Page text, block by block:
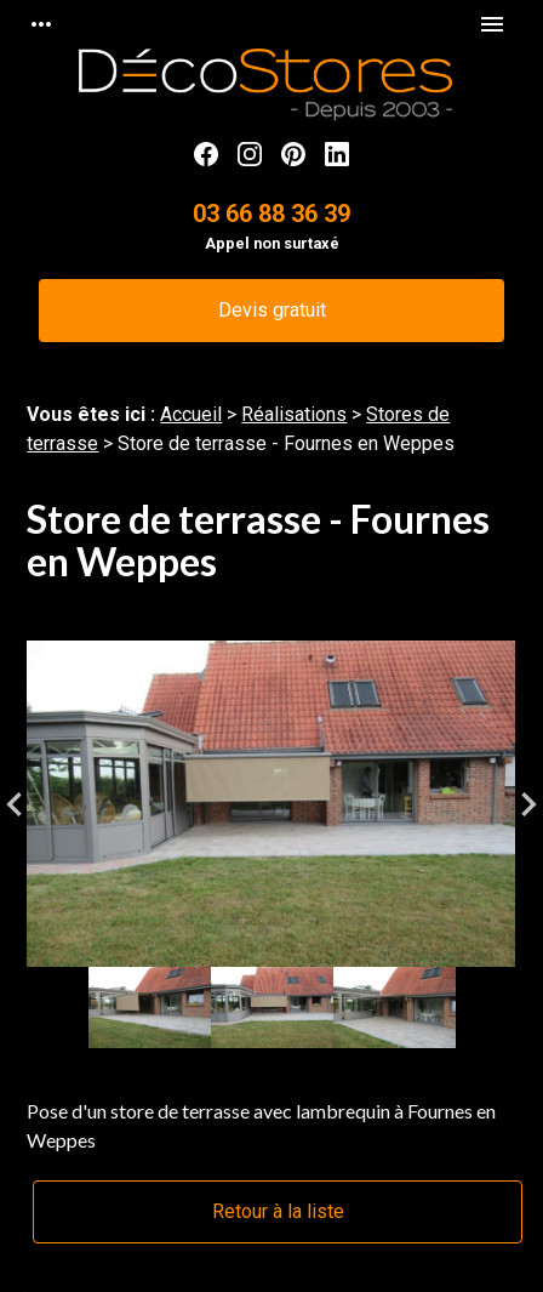
more_horiz menu
03 66 88 36 39
Appel non surtaxé
Devis gratuit
Vous êtes ici :Accueil > Réalisations >Stores de
terrasse >Store de terrasse - Fournes en Weppes
Store de terrasse - Fournes
en Weppes
Pose d'un store de terrasse avec lambrequin à Fournes en
Weppes
Retour à la liste